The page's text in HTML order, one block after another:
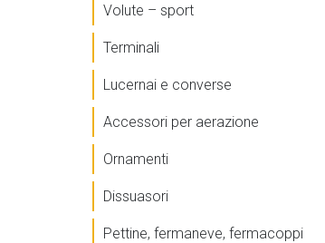
Volute – sport
Terminali
Lucernai e converse
Accessori per aerazione
Ornamenti
Dissuasori
Pettine, fermaneve, fermacoppi